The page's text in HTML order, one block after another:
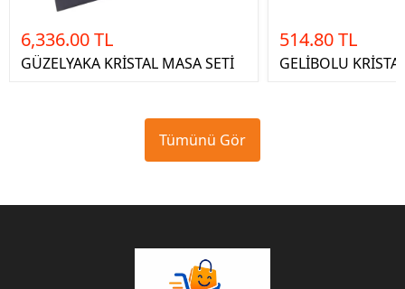
6,336.00 TL
GÜZELYAKA KRİSTAL MASA SETİ
514.80 TL
GELİBOLU
Tümünü Gör